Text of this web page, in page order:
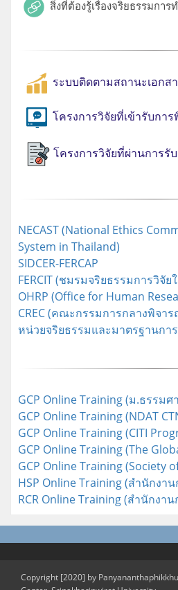
สิ่งที่ต้องรู้เรื่องจริยธรรมกา
ระบบติดตามสถานะเอกส
โครงการวิจัยที่เข้ารับกา
โครงการวิจัยที่ผ่านการรั
NECAST (National Ethics
System in Thailand)
SIDCER-FERCAP
FERCIT (ชมรมจริยธรรมการวิจั
OHRP (Office for Human
CREC (คณะกรรมการกลางพิจา
หน่วยจริยธรรมและมาตรฐานกา
GCP Online Training (ม.ธรรมศ
GCP Online Training (NDAT
GCP Online Training (CITI
GCP Online Training (The
GCP Online Training (Society
HSP Online Training (สำนักงา
RCR Online Training (สำนักงา
Copyright [2020] by